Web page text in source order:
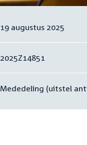
Datum:
19 augustus 2025
Nummer:
2025Z14851
Mededeling (uitstel